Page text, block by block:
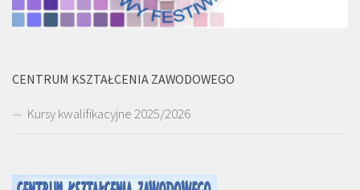
CENTRUM KSZTAŁCENIA ZAWODOWEGO
Kursy kwalifikacyjne 2025/2026